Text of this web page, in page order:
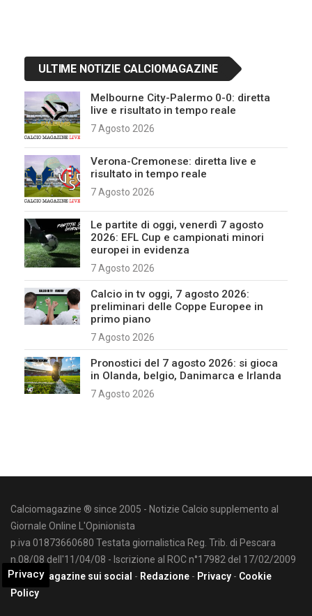
ULTIME NOTIZIE CALCIOMAGAZINE
Melbourne City-Palermo 0-0: diretta
live e risultato in tempo reale
7 Agosto 2026
Verona-Cremonese: diretta live e
risultato in tempo reale
7 Agosto 2026
Le partite di oggi, venerdì 7 agosto
2026: EFL Cup e campionati minori
europei in evidenza
7 Agosto 2026
Calcio in tv oggi, 7 agosto 2026:
preliminari delle Coppe Europee in
primo piano
7 Agosto 2026
Pronostici del 7 agosto 2026: si gioca
in Olanda, belgio, Danimarca e Irlanda
7 Agosto 2026
Calciomagazine ® since 2005 - Notizie Calcio supplemento al
Giornale Online L'Opinionista
p.iva 01873660680 Testata giornalistica Reg. Trib. di Pescara
n.08/08 dell'11/04/08 - Iscrizione al ROC n°17982 del 17/02/2009
Calciomagazine sui social - Redazione - Privacy - Cookie
Policy
Privacy